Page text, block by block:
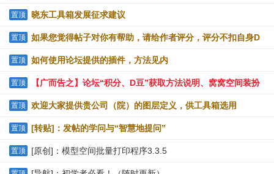
置顶 晓东工具箱发展征求建议
置顶 如果您觉得帖子对你有帮助，请给作者评分，评分不扣自身D
豆
置顶 如何使用论坛提供的插件，方法见内
置顶 【广而告之】论坛“积分、D豆”获取方法说明、窝窝空间装扮
技巧
置顶 欢迎大家提供贵公司（院）的图层定义，供工具箱选用
置顶 [转贴]：发帖的学问与“智慧地提问”
置顶 [原创]：模型空间批量打印程序3.3.5